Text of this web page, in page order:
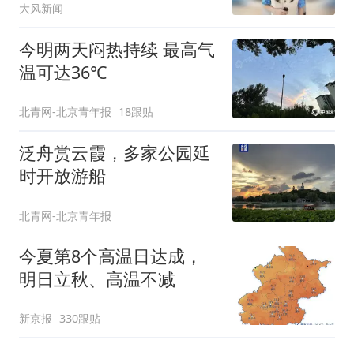
大风新闻
今明两天闷热持续 最高气
温可达36℃
北青网-北京青年报 18跟贴
泛舟赏云霞，多家公园延
时开放游船
北青网-北京青年报
今夏第8个高温日达成，
明日立秋、高温不减
新京报 330跟贴